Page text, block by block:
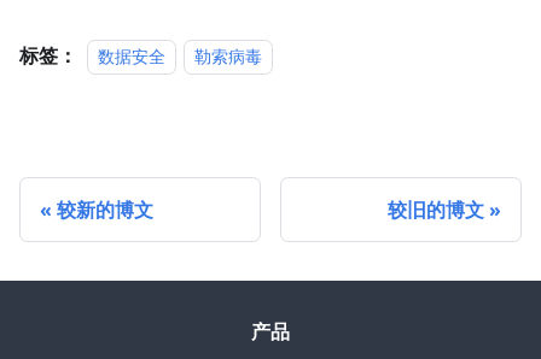
标签： 数据安全 勒索病毒
较新的博文 较旧的博文
产品